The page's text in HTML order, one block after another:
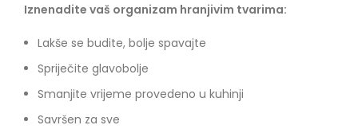
Iznenadite vaš organizam hranjivim tvarima:
Lakše se budite, bolje spavajte
Spriječite glavobolje
Smanjite vrijeme provedeno u kuhinji
Savršen za sve